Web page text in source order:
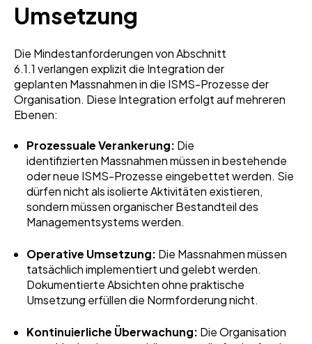
Umsetzung
Die Mindestanforderungen von Abschnitt
6.1.1 verlangen explizit die Integration der
geplanten Massnahmen in die ISMS-Prozesse der
Organisation. Diese Integration erfolgt auf mehreren
Ebenen:
Prozessuale Verankerung: Die
identifizierten Massnahmen müssen in bestehende
oder neue ISMS-Prozesse eingebettet werden. Sie
dürfen nicht als isolierte Aktivitäten existieren,
sondern müssen organischer Bestandteil des
Managementsystems werden.
Operative Umsetzung: Die Massnahmen müssen
tatsächlich implementiert und gelebt werden.
Dokumentierte Absichten ohne praktische
Umsetzung erfüllen die Normforderung nicht.
Kontinuierliche Überwachung: Die Organisation